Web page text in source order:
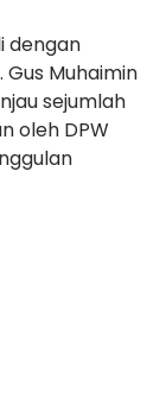
dengan
Gus Muhaimin
sejumlah
oleh DPW